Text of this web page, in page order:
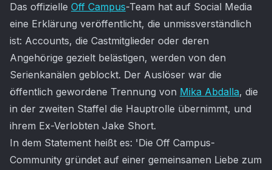
Das offizielle Off Campus-Team hat auf Social Media
eine Erklärung veröffentlicht, die unmissverständlich
ist: Accounts, die Castmitglieder oder deren
Angehörige gezielt belästigen, werden von den
Serienkanälen geblockt. Der Auslöser war die
öffentlich gewordene Trennung von Mika Abdalla, die
in der zweiten Staffel die Hauptrolle übernimmt, und
ihrem Ex-Verlobten Jake Short.
In dem Statement heißt es: 'Die Off Campus-
Community gründet auf einer gemeinsamen Liebe zum